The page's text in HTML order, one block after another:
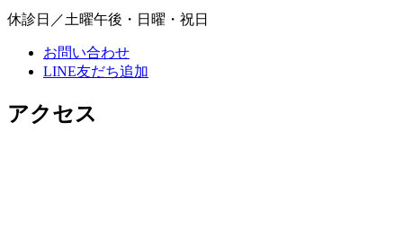
休診日／土曜午後・日曜・祝日
お問い合わせ
LINE友だち追加
アクセス